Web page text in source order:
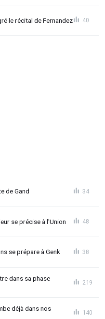
le récital de Fernandez 40
de Gand 34
se précise à l'Union 48
se prépare à Genk 38
dans sa phase
219
déjà dans nos
140